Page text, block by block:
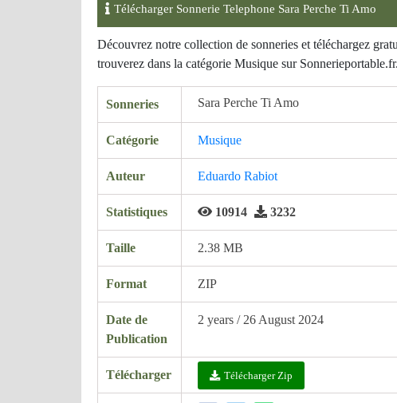
Télécharger Sonnerie Telephone Sara Perche Ti Amo
Découvrez notre collection de sonneries et téléchargez
trouverez dans la catégorie Musique sur Sonnerieportable.fr.
Sonneries Sara Perche Ti Amo
Catégorie Musique
Auteur Eduardo Rabiot
Statistiques 10914 3232
Taille 2.38 MB
Format ZIP
Date de
Publication
2 years / 26 August 2024
Télécharger Télécharger Zip